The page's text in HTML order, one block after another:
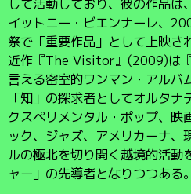
イットニー・ビエンナーレ、
祭で「重要作品」として上映さ
近作『The Visitor』(2009)は
言える密室的ワンマン・アルバ
「知」の探求者としてオルタ
クスペリメンタル・ポップ、映
ック、ジャズ、アメリカーナ、
ルの極北を切り開く越境的活動
ャー」の先導者となりつつある。